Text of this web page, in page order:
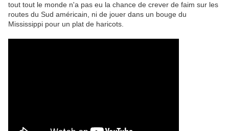
tout tout le monde n'a pas eu la chance de crever de faim sur les
routes du Sud américain, ni de jouer dans un bouge du
Mississippi pour un plat de haricots.